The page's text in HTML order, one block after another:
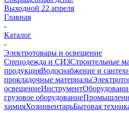
Выходной 22 апреля
Главная
-
Каталог
-
Электротовары и освещение
Спецодежда и СИЗСтроительные
продукцияВодоснабжение и
прокладочные материалы
освещениеИнструмент
грузовое оборудование
химияХозинвентарьБытовая